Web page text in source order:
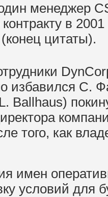
менеджер
в 2001
цитаты).
избавился С.
Ballhaus)
того, как
имен
условий